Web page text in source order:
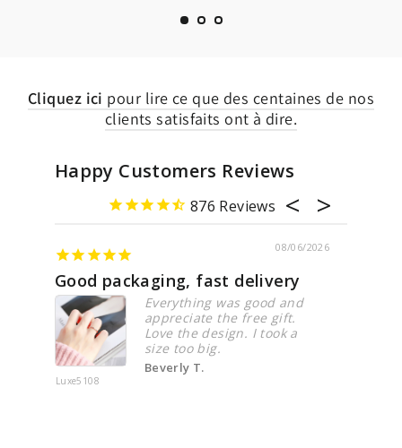
Cliquez ici pour lire ce que des centaines de nos
clients satisfaits ont à dire.
Happy Customers Reviews
876
08/06/2026 13/05/2026
Indigo male ring
Indigo
It was truly wonderful and
beautifully done —
simplicity at its finest.
Shirah S.